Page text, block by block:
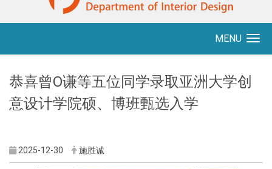
MENU
恭喜曾O谦等五位同学录取亚洲大学创
意设计学院硕、博班甄选入学
2025-12-30 施胜诚